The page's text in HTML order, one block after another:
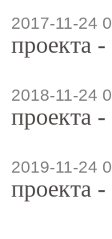
2017-11-24
проекта
2018-11-24
проекта
2019-11-24
проекта